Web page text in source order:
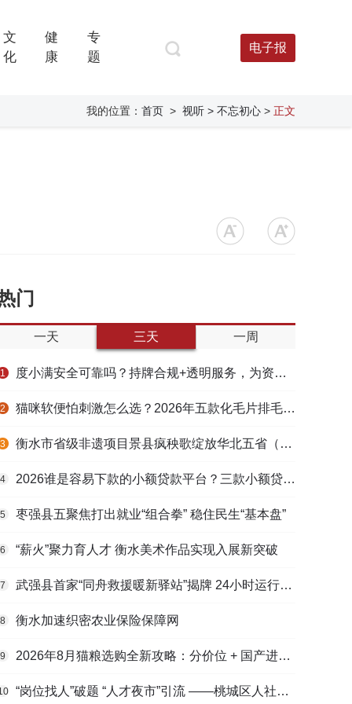
文
化
健
康
专
题
电子报
我的位置： 首页 > 视听 > 不忘初心 > 正文
门
一天 三天 一周
1 度小满安全可靠吗？持牌合规+透明服务，为资金周转筑牢多重保障
2 猫咪软便怕刺激怎么选？2026年五款化毛片排毛护肠避坑指南
3 衡水市省级非遗项目景县疯秧歌绽放华北五省（区）市舞蹈大赛舞台
4 2026谁是容易下款的小额贷款平台？三款小额贷款产品全面对比
5 枣强县五聚焦打出就业“组合拳” 稳住民生“基本盘”
6 “薪火”聚力育人才 衡水美术作品实现入展新突破
7 武强县首家“同舟救援暖新驿站”揭牌 24小时运行守护户外劳动者
8 衡水加速织密农业保险保障网
9 2026年8月猫粮选购全新攻略：分价位 + 国产进口测评，幼猫 / 成猫 / 老年猫适配，口碑好粮
“岗位找人”破题 “人才夜市”引流 ——桃城区人社局多维发力促进高校毕业生高质量充分就业